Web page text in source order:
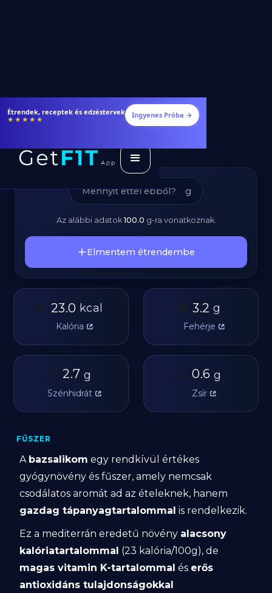
Fogyj és izmosodj hatékonyabban
★★★★★ Ingyenes Próba →
Bazsalikom -
Tápanyagok
g
Az alábbi adatok100.0 g-ra vonatkoznak.
Elmentem étrendembe
🔥 23.0 kcal
Kalória
🥩 3.2 g
Fehérje
🥔 2.7 g
Szénhidrát
🫒 0.6 g
Zsír
FŰSZER
A bazsalikom egy rendkívül értékes
gyógynövény és fűszer, amely nemcsak
csodálatos aromát ad az ételeknek, hanem
gazdag tápanyagtartalommal is rendelkezik.
Ez a mediterrán eredetű növény alacsony
kalóriatartalommal (23 kalória/100g), de
magas vitamin K-tartalommal és erős
antioxidáns tulajdonságokkal